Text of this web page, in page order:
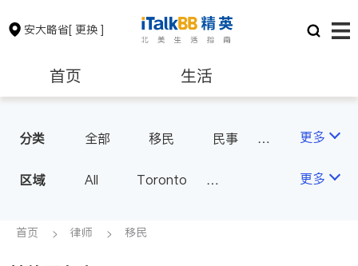
安大略省[ 更换 ]
首页 生活
保险理财 房地产租售
银行贷款
分类 全部 移民
民事
更多
区域 All
Toronto
Scarborough
更多
首页 律师 移民